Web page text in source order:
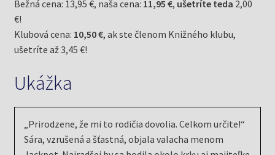
Bežná cena: 13,95 €, naša cena: 11,95 €, ušetríte teda 2,00
€!
Klubová cena: 10,50 €, ak ste členom Knižného klubu,
ušetríte až 3,45 €!
Ukážka
„Prirodzene, že mi to rodičia dovolia. Celkom určite!“
Sára, vzrušená a šťastná, objala valacha menom